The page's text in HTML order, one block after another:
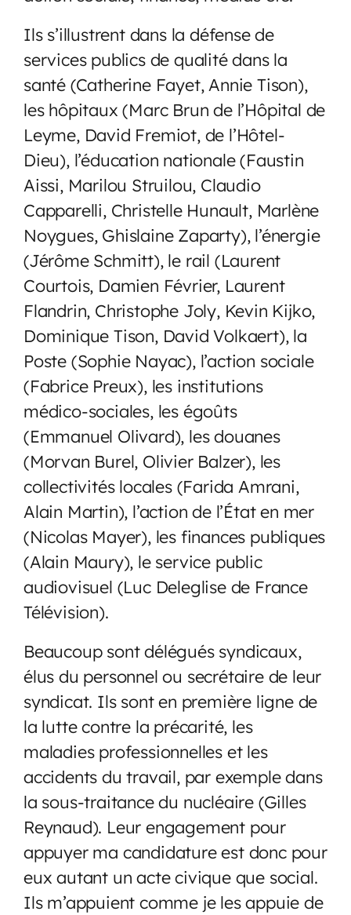
Ils s’illustrent dans la défense de
services publics de qualité dans la
santé (Catherine Fayet, Annie Tison),
les hôpitaux (Marc Brun de l’Hôpital de
Leyme, David Fremiot, de l’Hôtel-
Dieu), l’éducation nationale (Faustin
Aissi, Marilou Struilou, Claudio
Capparelli, Christelle Hunault, Marlène
Noygues, Ghislaine Zaparty), l’énergie
(Jérôme Schmitt), le rail (Laurent
Courtois, Damien Février, Laurent
Flandrin, Christophe Joly, Kevin Kijko,
Dominique Tison, David Volkaert), la
Poste (Sophie Nayac), l’action sociale
(Fabrice Preux), les institutions
médico-sociales, les égoûts
(Emmanuel Olivard), les douanes
(Morvan Burel, Olivier Balzer), les
collectivités locales (Farida Amrani,
Alain Martin), l’action de l’État en mer
(Nicolas Mayer), les finances publiques
(Alain Maury), le service public
audiovisuel (Luc Deleglise de France
Télévision).
Beaucoup sont délégués syndicaux,
élus du personnel ou secrétaire de leur
syndicat. Ils sont en première ligne de
la lutte contre la précarité, les
maladies professionnelles et les
accidents du travail, par exemple dans
la sous-traitance du nucléaire (Gilles
Reynaud). Leur engagement pour
appuyer ma candidature est donc pour
eux autant un acte civique que social.
Ils m’appuient comme je les appuie de